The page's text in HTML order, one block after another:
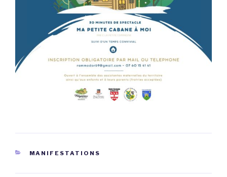
CATÉGORIES
MANIFESTATIONS